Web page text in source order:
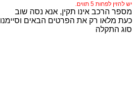
יש להזין לפחות 5 תווים.
מספר הרכב אינו תקין, אנא נסה שוב
כעת מלאו רק את הפרטים הבאים וסיימנו
סוג התקלה